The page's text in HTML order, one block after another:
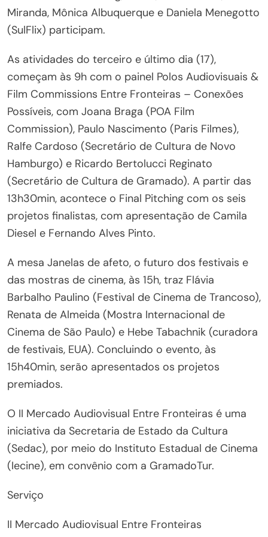
Miranda, Mônica Albuquerque e Daniela Menegotto
(SulFlix) participam.
As atividades do terceiro e último dia (17),
começam às 9h com o painel Polos Audiovisuais &
Film Commissions Entre Fronteiras – Conexões
Possíveis, com Joana Braga (POA Film
Commission), Paulo Nascimento (Paris Filmes),
Ralfe Cardoso (Secretário de Cultura de Novo
Hamburgo) e Ricardo Bertolucci Reginato
(Secretário de Cultura de Gramado). A partir das
13h30min, acontece o Final Pitching com os seis
projetos finalistas, com apresentação de Camila
Diesel e Fernando Alves Pinto.
A mesa Janelas de afeto, o futuro dos festivais e
das mostras de cinema, às 15h, traz Flávia
Barbalho Paulino (Festival de Cinema de Trancoso),
Renata de Almeida (Mostra Internacional de
Cinema de São Paulo) e Hebe Tabachnik (curadora
de festivais, EUA). Concluindo o evento, às
15h40min, serão apresentados os projetos
premiados.
O II Mercado Audiovisual Entre Fronteiras é uma
iniciativa da Secretaria de Estado da Cultura
(Sedac), por meio do Instituto Estadual de Cinema
(Iecine), em convênio com a GramadoTur.
Serviço
II Mercado Audiovisual Entre Fronteiras